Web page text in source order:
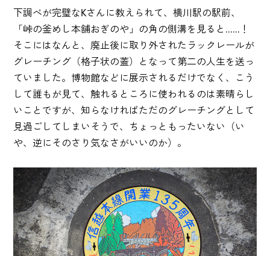
下調べが完璧なKさんに教えられて、横川駅の駅前、
「峠の釜めし本舗おぎのや」の角の側溝を見ると......！
そこにはなんと、廃止後に取り外されたラックレールが
グレーチング（格子状の蓋）となって第二の人生を送っ
ていました。博物館などに展示されるだけでなく、こう
して誰もが見て、触れるところに使われるのは素晴らし
いことですが、知らなければただのグレーチングとして
見過ごしてしまいそうで、ちょっともったいない（い
や、逆にそのさり気なさがいいのか）。